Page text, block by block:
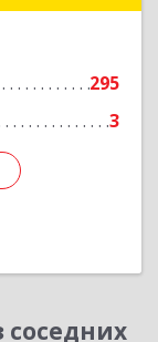
295
3